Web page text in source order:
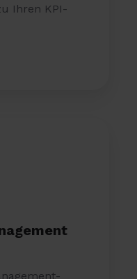
Ihren KPI-